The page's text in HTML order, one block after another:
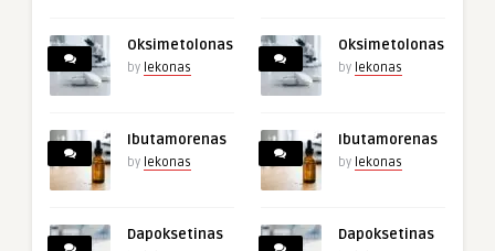
Oksimetolonas
by lekonas
Ibutamorenas
by lekonas
Dapoksetinas
Oksimetolonas
by lekonas
Ibutamorenas
by lekonas
Dapoksetinas